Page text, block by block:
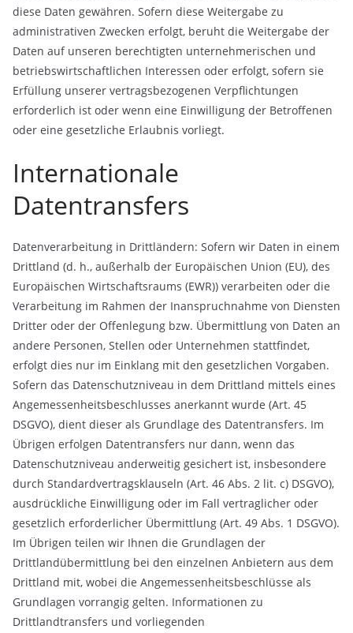
diese Daten gewähren. Sofern diese Weitergabe zu
administrativen Zwecken erfolgt, beruht die Weitergabe der
Daten auf unseren berechtigten unternehmerischen und
betriebswirtschaftlichen Interessen oder erfolgt, sofern sie
Erfüllung unserer vertragsbezogenen Verpflichtungen
erforderlich ist oder wenn eine Einwilligung der Betroffenen
oder eine gesetzliche Erlaubnis vorliegt.
Internationale
Datentransfers
Datenverarbeitung in Drittländern: Sofern wir Daten in einem
Drittland (d. h., außerhalb der Europäischen Union (EU), des
Europäischen Wirtschaftsraums (EWR)) verarbeiten oder die
Verarbeitung im Rahmen der Inanspruchnahme von Diensten
Dritter oder der Offenlegung bzw. Übermittlung von Daten an
andere Personen, Stellen oder Unternehmen stattfindet,
erfolgt dies nur im Einklang mit den gesetzlichen Vorgaben.
Sofern das Datenschutzniveau in dem Drittland mittels eines
Angemessenheitsbeschlusses anerkannt wurde (Art. 45
DSGVO), dient dieser als Grundlage des Datentransfers. Im
Übrigen erfolgen Datentransfers nur dann, wenn das
Datenschutzniveau anderweitig gesichert ist, insbesondere
durch Standardvertragsklauseln (Art. 46 Abs. 2 lit. c) DSGVO),
ausdrückliche Einwilligung oder im Fall vertraglicher oder
gesetzlich erforderlicher Übermittlung (Art. 49 Abs. 1 DSGVO).
Im Übrigen teilen wir Ihnen die Grundlagen der
Drittlandübermittlung bei den einzelnen Anbietern aus dem
Drittland mit, wobei die Angemessenheitsbeschlüsse als
Grundlagen vorrangig gelten. Informationen zu
Drittlandtransfers und vorliegenden